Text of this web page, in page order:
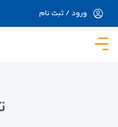
در حال حاضر
ورود / ثبت نام